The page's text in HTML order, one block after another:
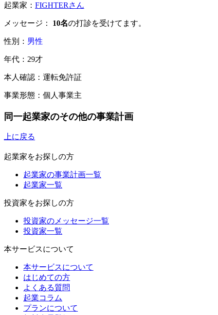
起業家： FIGHTERさん
メッセージ： 10名の打診を受けてます。
性別： 男性
年代：29才
本人確認：運転免許証
事業形態：個人事業主
同一起業家のその他の事業計画
上に戻る
起業家をお探しの方
起業家の事業計画一覧
起業家一覧
投資家をお探しの方
投資家のメッセージ一覧
投資家一覧
本サービスについて
本サービスについて
はじめての方
よくある質問
起業コラム
プランについて